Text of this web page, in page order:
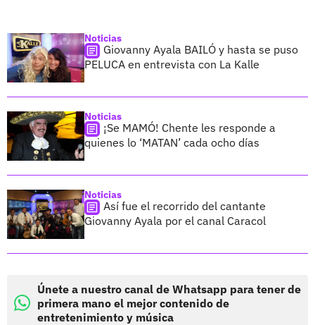
Noticias
Giovanny Ayala BAILÓ y hasta se puso
PELUCA en entrevista con La Kalle
Noticias
¡Se MAMÓ! Chente les responde a
quienes lo ‘MATAN’ cada ocho días
Noticias
Así fue el recorrido del cantante
Giovanny Ayala por el canal Caracol
Únete a nuestro canal de Whatsapp para tener de
primera mano el mejor contenido de
entretenimiento y música